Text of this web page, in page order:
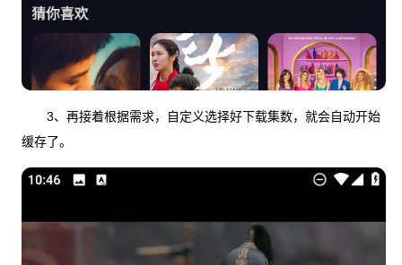
3、再接着根据需求，自定义选择好下载集数，就会自动开始
缓存了。